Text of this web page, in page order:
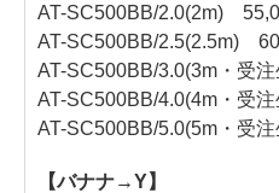
AT-SC500BB/2.0(2m)
AT-SC500BB/2.5(2.5m)
AT-SC500BB/3.0(3m・受
AT-SC500BB/4.0(4m・受
AT-SC500BB/5.0(5m・受
【バナナ→Y】